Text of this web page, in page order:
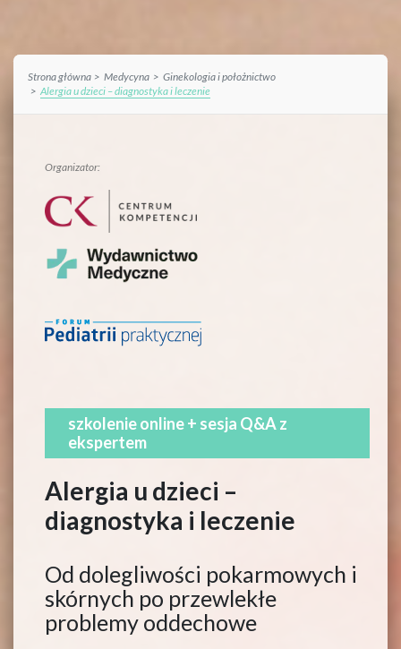
Strona główna Medycyna
Ginekologia i położnictwo
Alergia u dzieci – diagnostyka i leczenie
Organizator:
szkolenie online + sesja Q&A z
ekspertem
Alergia u dzieci –
diagnostyka i leczenie
Od dolegliwości pokarmowych i
skórnych po przewlekłe
problemy oddechowe